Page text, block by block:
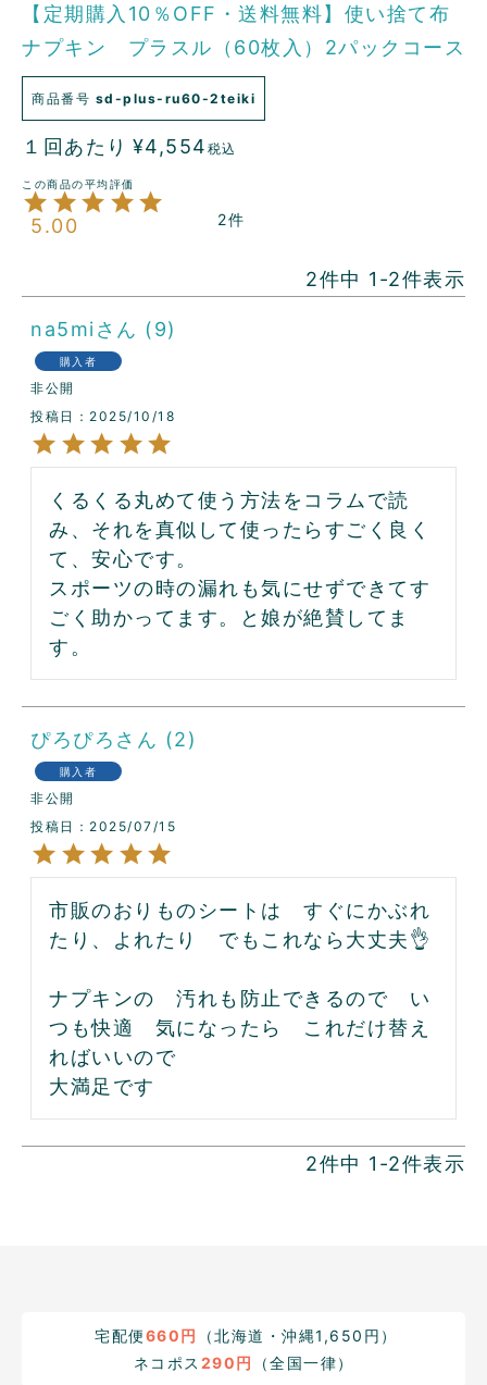
【定期購入10％OFF・送料無料】使い捨て布
ナプキン プラスル（60枚入）2パックコース
商品番号 sd-plus-ru60-2teiki
１回あたり ¥4,554 税込
5.00 2
2件中 1 -2件表示
na5mi 9
購入者
非公開
投稿日
2025/10/18
くるくる丸めて使う方法をコラムで読
み、それを真似して使ったらすごく良く
て、安心です。
スポーツの時の漏れも気にせずできてす
ごく助かってます。と娘が絶賛してま
ぴろぴろ 2
購入者
非公開
投稿日
2025/07/15
市販のおりものシートは　すぐにかぶれ
たり、よれたり　でもこれなら大丈夫👌
ナプキンの　汚れも防止できるので　い
つも快適　気になったら　これだけ替え
ればいいので
大満足です
2件中 1 -2件表示
宅配便660円
（北海道・沖縄1,650円）
ネコポス 290円 （全国一律）